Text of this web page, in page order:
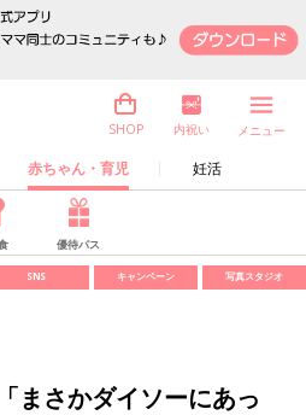
赤ちゃん・育児 妊活
SHOP 内祝い メニュー
優待パス
SNS キャンペーン 写真スタジオ
まさかダイソーにあっ